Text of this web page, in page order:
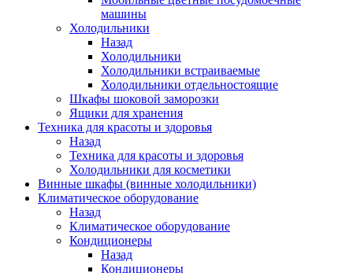
машины
Холодильники
Назад
Холодильники
Холодильники встраиваемые
Холодильники отдельностоящие
Шкафы шоковой заморозки
Ящики для хранения
Техника для красоты и здоровья
Назад
Техника для красоты и здоровья
Холодильники для косметики
Винные шкафы (винные холодильники)
Климатическое оборудование
Назад
Климатическое оборудование
Кондиционеры
Назад
Кондиционеры